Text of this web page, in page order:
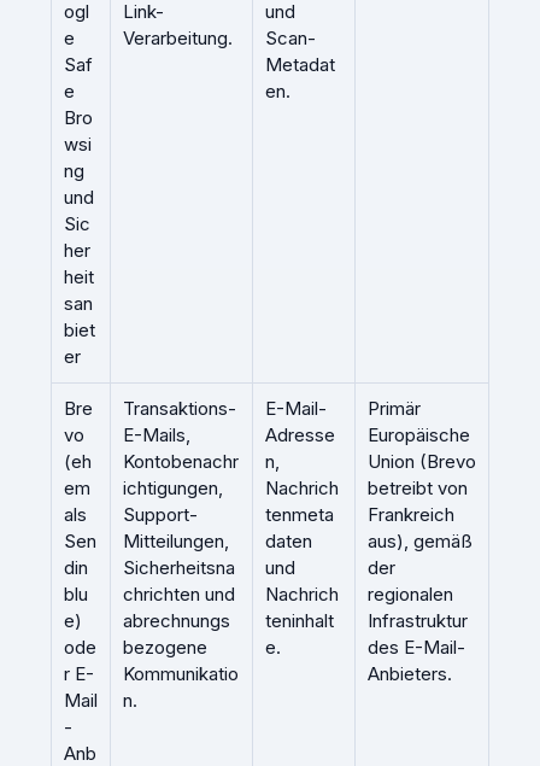
ogl
e
Saf
e
Bro
wsi
ng
und
Sic
her
heit
san
biet
er
Link-
Verarbeitung.
und
Scan-
Metadat
en.
Bre
vo
(eh
em
als
Sen
din
blu
e)
ode
r E-
Mail
-
Anb
Transaktions-
E-Mails,
Kontobenachr
ichtigungen,
Support-
Mitteilungen,
Sicherheitsna
chrichten und
abrechnungs
bezogene
Kommunikatio
n.
E-Mail-
Adresse
n,
Nachrich
tenmeta
daten
und
Nachrich
teninhalt
e.
Primär
Europäische
Union (Brevo
betreibt von
Frankreich
aus), gemäß
der
regionalen
Infrastruktur
des E-Mail-
Anbieters.